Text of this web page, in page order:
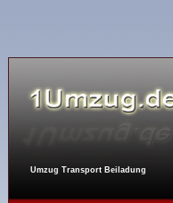
Umzug Transport Beiladung